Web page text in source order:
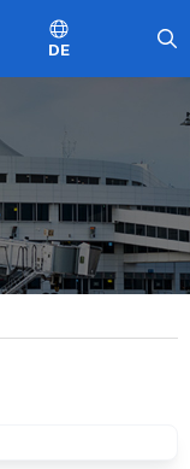
DE